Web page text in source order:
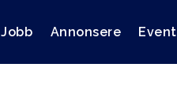
Jobb Annonsere Event